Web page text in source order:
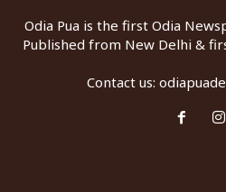
Odia Pua is the first Odia
Published from New Delhi &
Contact us: